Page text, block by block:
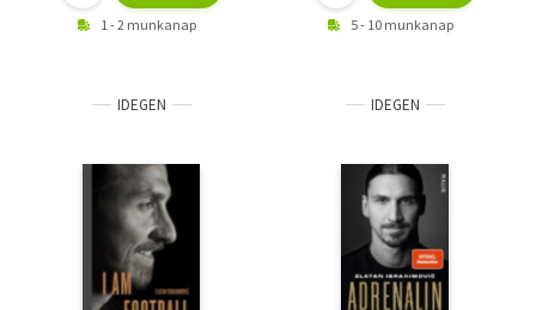
1 - 2 munkanap 5 - 10 munkanap
IDEGEN IDEGEN